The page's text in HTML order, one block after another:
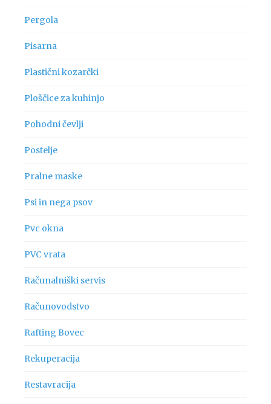
Pergola
Pisarna
Plastični kozarčki
Ploščice za kuhinjo
Pohodni čevlji
Postelje
Pralne maske
Psi in nega psov
Pvc okna
PVC vrata
Računalniški servis
Računovodstvo
Rafting Bovec
Rekuperacija
Restavracija